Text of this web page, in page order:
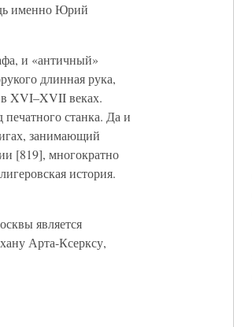
именно Юрий
и «античный»
длинная рука,
XVI–XVII веках.
станка. Да и
занимающий
[819], многократно
история.
является
Арта-Ксерксу,